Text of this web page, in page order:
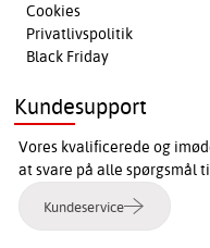
Cookies
Privatlivspolitik
Black Friday
Kundesupport
Vores kvalificerede og
at svare på alle spørgsmål
Kundeservice